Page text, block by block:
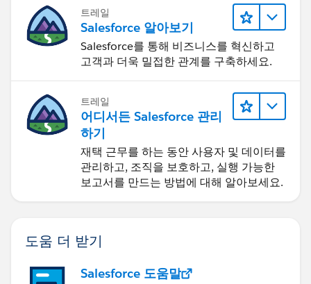
트레일
Salesforce 알아보기
Salesforce를 통해 비즈니스를 혁신하고
고객과 더욱 밀접한 관계를 구축하세요.
트레일
어디서든 Salesforce 관리
하기
재택 근무를 하는 동안 사용자 및 데이터를
관리하고, 조직을 보호하고, 실행 가능한
보고서를 만드는 방법에 대해 알아보세요.
도움 더 받기
Salesforce 도움말